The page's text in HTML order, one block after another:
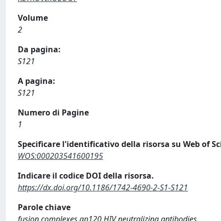
Volume
2
Da pagina:
S121
A pagina:
S121
Numero di Pagine
1
Specificare l'identificativo della risorsa su Web of
WOS:000203541600195
Indicare il codice DOI della risorsa.
https://dx.doi.org/10.1186/1742-4690-2-S1-S121
Parole chiave